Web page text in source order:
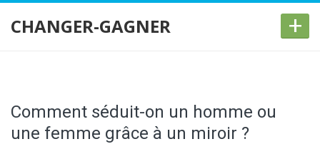
CHANGER-GAGNER +
Comment séduit-on un homme ou
une femme grâce à un miroir ?